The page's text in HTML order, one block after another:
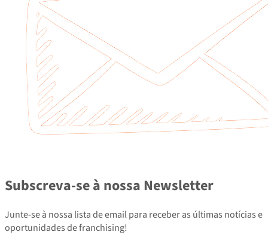
Subscreva-se à nossa Newsletter
Junte-se à nossa lista de email para receber as últimas notícias e
oportunidades de franchising!